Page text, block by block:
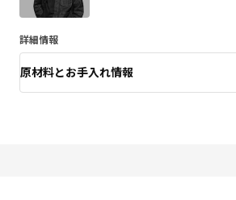
詳細情報
原材料とお手入れ情報